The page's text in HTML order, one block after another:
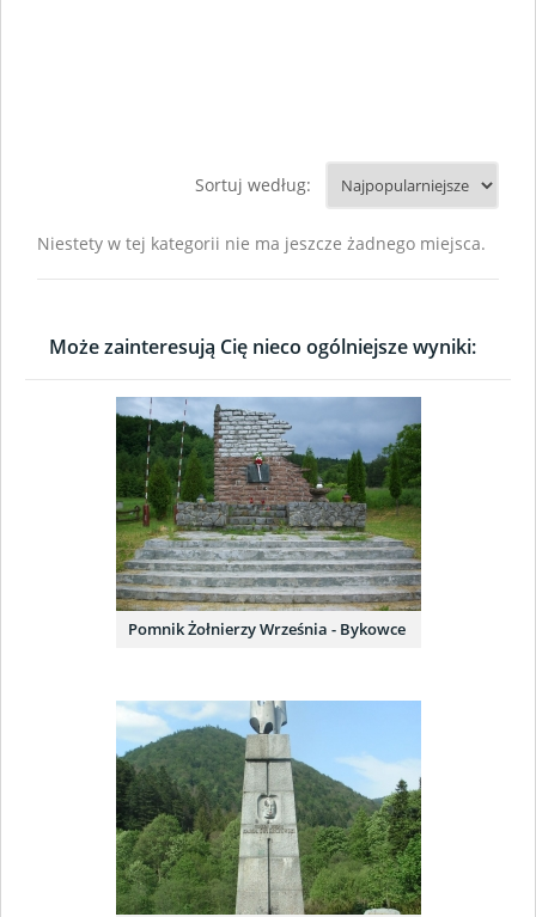
Sortuj według:
Niestety w tej kategorii nie ma jeszcze żadnego miejsca.
Może zainteresują Cię nieco ogólniejsze wyniki:
Pomnik Żołnierzy Września - Bykowce